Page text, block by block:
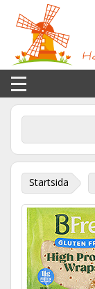
Startsida